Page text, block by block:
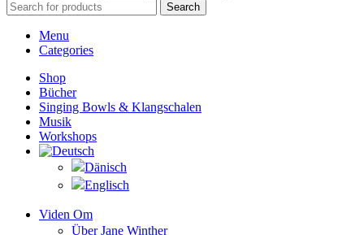
Search
Menu
Categories
Shop
Bücher
Singing Bowls & Klangschalen
Musik
Workshops
Viden Om
Über Jane Winther